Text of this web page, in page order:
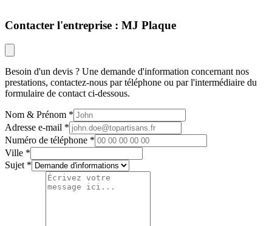
Contacter l'entreprise : MJ Plaque
Besoin d'un devis ? Une demande d'information concernant nos
prestations, contactez-nous par téléphone ou par l'intermédiaire du
formulaire de contact ci-dessous.
Nom & Prénom
Adresse e-mail
Numéro de téléphone
Ville
Sujet